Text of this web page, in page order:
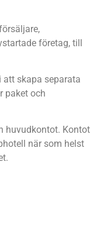
företag, till
att skapa separata
paket och
huvudkontot. Kontot
när som helst